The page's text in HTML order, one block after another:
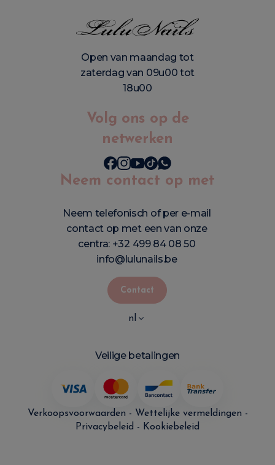
Open van maandag tot
zaterdag van 09u00 tot
18u00
Volg ons op de
netwerken
Neem contact op met
Neem telefonisch of per e-mail
contact op met een van onze
centra: +32 499 84 08 50
info@lulunails.be
Contact
nl
Veilige betalingen
Verkoopsvoorwaarden - Wettelijke vermeldingen -
Privacybeleid - Kookiebeleid